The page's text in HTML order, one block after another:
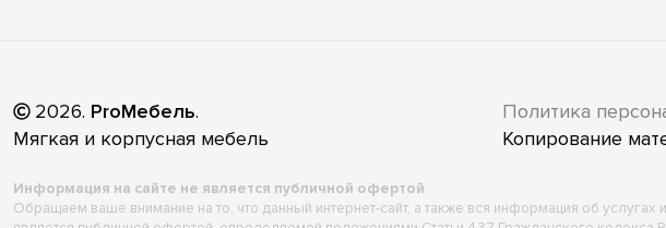
2026. ProМебель.
Мягкая и корпусная мебель
Политика
Копирование
Информация на сайте не является публичной офертой
Обращаем ваше внимание на то, что данный интернет-сайт, а также вся информация об